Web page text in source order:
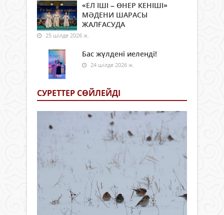
«ЕЛ ІШІ – ӨНЕР КЕНІШІ»
МӘДЕНИ ШАРАСЫ
ЖАЛҒАСУДА
25 шілде 2026 ж.
Бас жүлдені иеленді!
24 шілде 2026 ж.
СУРЕТТЕР СӨЙЛЕЙДI